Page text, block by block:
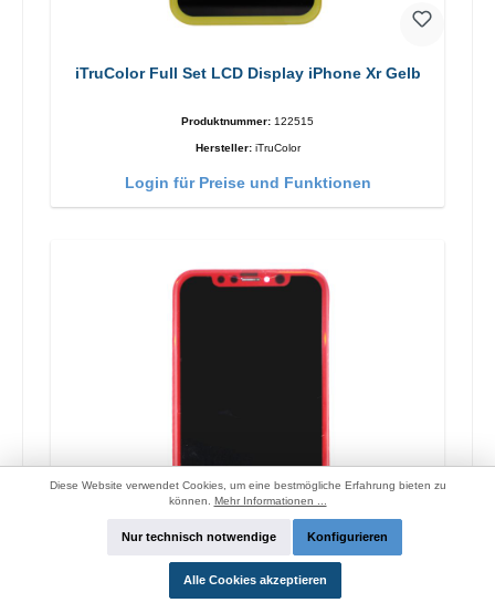
iTruColor Full Set LCD Display iPhone Xr Gelb
Produktnummer: 122515
Hersteller: iTruColor
Login für Preise und Funktionen
Diese Website verwendet Cookies, um eine bestmögliche Erfahrung bieten zu
können. Mehr Informationen ...
Nur technisch notwendige Konfigurieren
Alle Cookies akzeptieren